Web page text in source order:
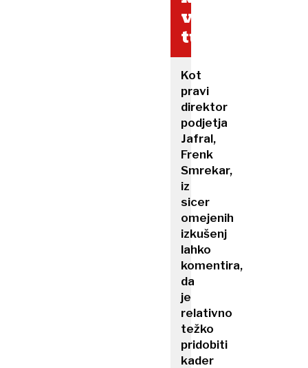
v
tujini?
Kot
pravi
direktor
podjetja
Jafral,
Frenk
Smrekar,
iz
sicer
omejenih
izkušenj
lahko
komentira,
da
je
relativno
težko
pridobiti
kader